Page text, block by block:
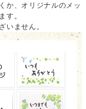
か、オリジナルのメッ
す。
いません。